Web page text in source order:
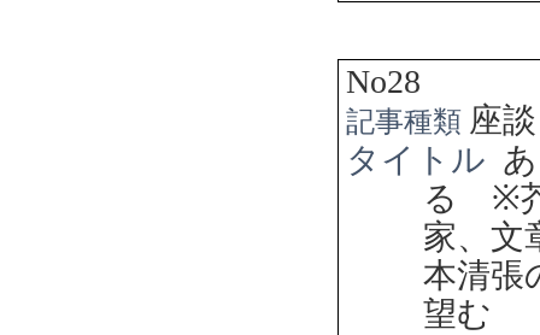
No28
記事種類 座談
タイトル
る ※
家、文
本清張
望む